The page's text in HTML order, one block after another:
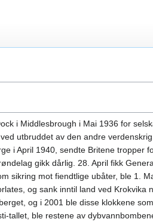
i Middlesbrough i Mai 1936 for
utbruddet av den andre
i April 1940, sendte Britene tropper
gikk dårlig. 28. April fikk
sikring mot fiendtlige ubåter, ble 1.
og sank inntil land ved Krokvika
og i 2001 ble disse klokkene
tallet, ble restene av